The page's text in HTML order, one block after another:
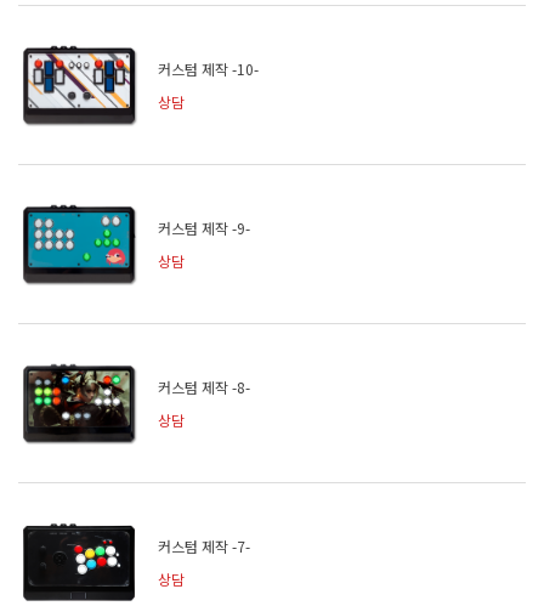
커스텀 제작 -10-
상담
커스텀 제작 -9-
상담
커스텀 제작 -8-
상담
커스텀 제작 -7-
상담